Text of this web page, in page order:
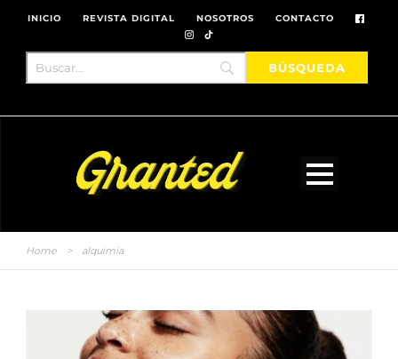
INICIO REVISTA DIGITAL NOSOTROS CONTACTO
Home > alquimia